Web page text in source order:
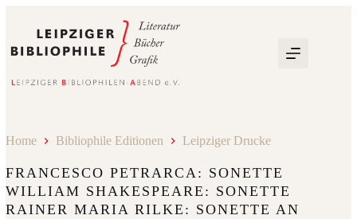
springen
Home Bibliophile Editionen Leipziger Drucke
FRANCESCO PETRARCA: SONETTE
WILLIAM SHAKESPEARE: SONETTE
RAINER MARIA RILKE: SONETTE AN